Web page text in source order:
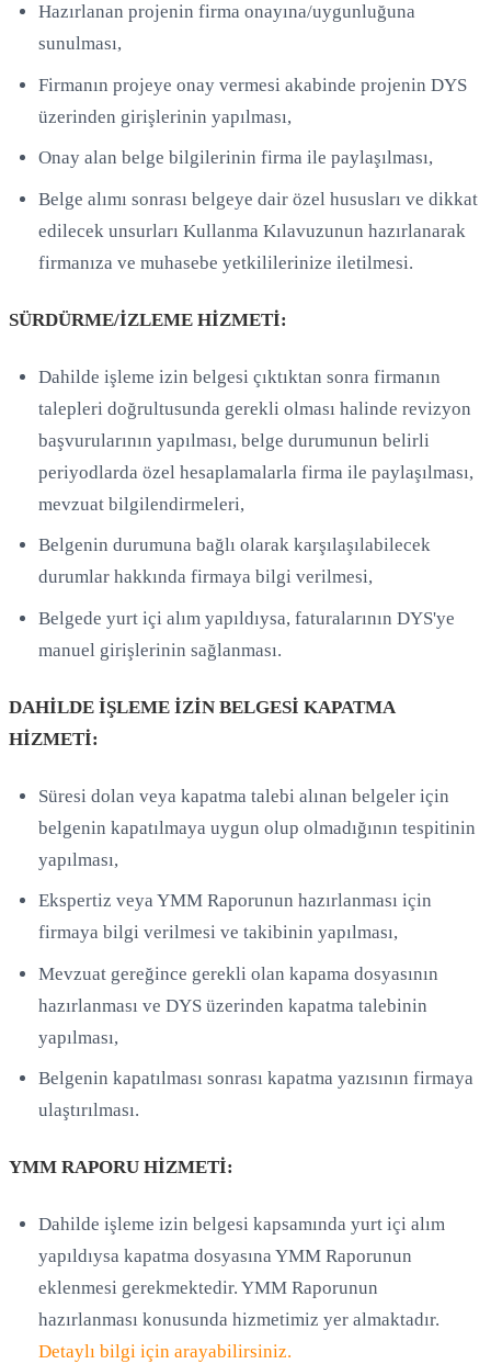
Hazırlanan projenin firma onayına/uygunluğuna
sunulması,
Firmanın projeye onay vermesi akabinde projenin DYS
üzerinden girişlerinin yapılması,
Onay alan belge bilgilerinin firma ile paylaşılması,
Belge alımı sonrası belgeye dair özel hususları ve dikkat
edilecek unsurları Kullanma Kılavuzunun hazırlanarak
firmanıza ve muhasebe yetkililerinize iletilmesi.
SÜRDÜRME/İZLEME HİZMETİ:
Dahilde işleme izin belgesi çıktıktan sonra firmanın
talepleri doğrultusunda gerekli olması halinde revizyon
başvurularının yapılması, belge durumunun belirli
periyodlarda özel hesaplamalarla firma ile paylaşılması,
mevzuat bilgilendirmeleri,
Belgenin durumuna bağlı olarak karşılaşılabilecek
durumlar hakkında firmaya bilgi verilmesi,
Belgede yurt içi alım yapıldıysa, faturalarının DYS'ye
manuel girişlerinin sağlanması.
DAHİLDE İŞLEME İZİN BELGESİ KAPATMA
HİZMETİ:
Süresi dolan veya kapatma talebi alınan belgeler için
belgenin kapatılmaya uygun olup olmadığının tespitinin
yapılması,
Ekspertiz veya YMM Raporunun hazırlanması için
firmaya bilgi verilmesi ve takibinin yapılması,
Mevzuat gereğince gerekli olan kapama dosyasının
hazırlanması ve DYS üzerinden kapatma talebinin
yapılması,
Belgenin kapatılması sonrası kapatma yazısının firmaya
ulaştırılması.
YMM RAPORU HİZMETİ:
Dahilde işleme izin belgesi kapsamında yurt içi alım
yapıldıysa kapatma dosyasına YMM Raporunun
eklenmesi gerekmektedir. YMM Raporunun
hazırlanması konusunda hizmetimiz yer almaktadır.
Detaylı bilgi için arayabilirsiniz.